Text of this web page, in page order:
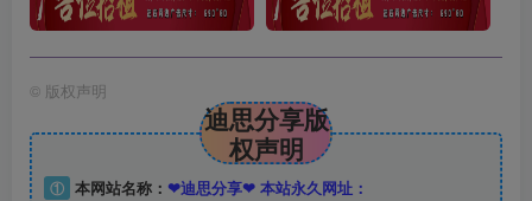
© 版权声明
迪思分享版
权声明
① 本网站名称： ❤迪思分享❤ 本站永久网址：